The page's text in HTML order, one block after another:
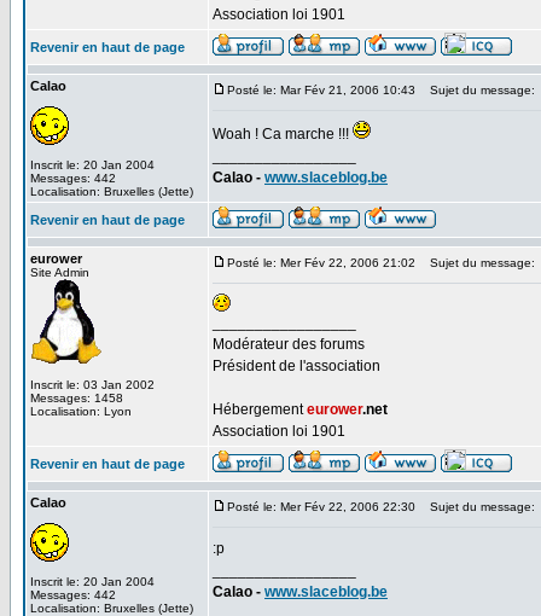
Association loi 1901
Revenir en haut de page
Calao
Inscrit le: 20 Jan 2004
Messages: 442
Localisation: Bruxelles (Jette)
Posté le: Mar Fév 21, 2006 10:43 Sujet du message:
Woah ! Ca marche !!!
Calao - www.slaceblog.be
Revenir en haut de page
eurower
Site Admin
Inscrit le: 03 Jan 2002
Messages: 1458
Localisation: Lyon
Posté le: Mer Fév 22, 2006 21:02 Sujet du message:
Modérateur des forums
Président de l'association
Hébergementeurower.net
Association loi 1901
Revenir en haut de page
Calao
Inscrit le: 20 Jan 2004
Messages: 442
Localisation: Bruxelles (Jette)
Posté le: Mer Fév 22, 2006 22:30 Sujet du message:
:p
Calao - www.slaceblog.be